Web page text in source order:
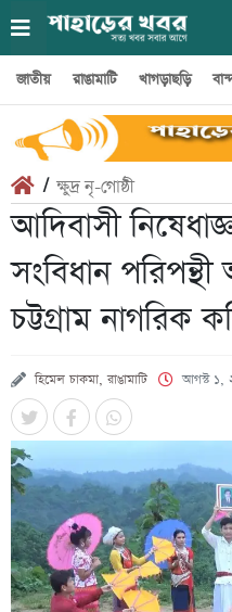
জাতীয় রাঙামাটি খাগড়াছড়ি
/ ক্ষুদ্র নৃ-গোষ্ঠী
আদিবাসী
সংবিধান
চট্টগ্রাম নাগরিক
হিমেল চাকমা, রাঙামাটি আগস্ট ১,